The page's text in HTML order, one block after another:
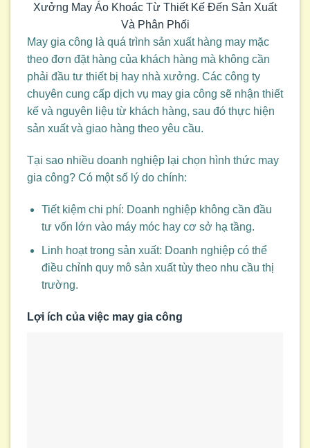
Xưởng May Áo Khoác Từ Thiết Kế Đến Sản Xuất
Và Phân Phối
May gia công là quá trình sản xuất hàng may mặc
theo đơn đặt hàng của khách hàng mà không cần
phải đầu tư thiết bị hay nhà xưởng. Các công ty
chuyên cung cấp dịch vụ may gia công sẽ nhận thiết
kế và nguyên liệu từ khách hàng, sau đó thực hiện
sản xuất và giao hàng theo yêu cầu.
Tại sao nhiều doanh nghiệp lại chọn hình thức may
gia công? Có một số lý do chính:
Tiết kiệm chi phí: Doanh nghiệp không cần đầu
tư vốn lớn vào máy móc hay cơ sở hạ tầng.
Linh hoạt trong sản xuất: Doanh nghiệp có thể
điều chỉnh quy mô sản xuất tùy theo nhu cầu thị
trường.
Lợi ích của việc may gia công